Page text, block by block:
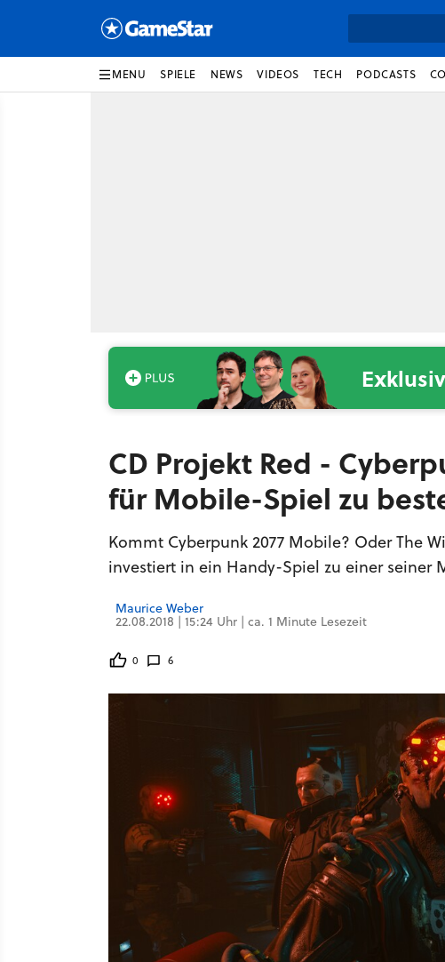
MENU SPIELE NEWS VIDEOS TECH PODCASTS
CD Projekt Red -
für Mobile-Spiel zu
Kommt Cyberpunk 2077 Mobile? Oder The
investiert in ein Handy-Spiel zu einer seiner
Maurice Weber
22.08.2018 | 15:24 Uhr | ca. 1 Minute Lesezeit
0 6